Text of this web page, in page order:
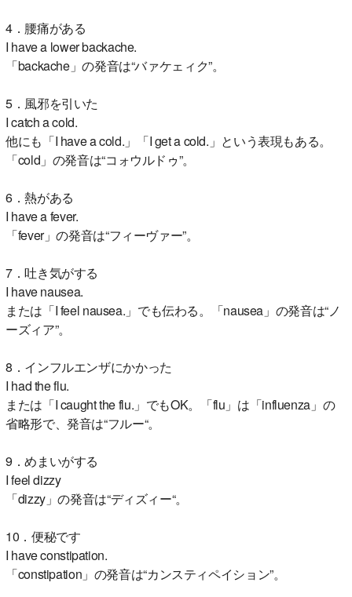
4．腰痛がある
I have a lower backache.
「backache」の発音は“バァケェィク”。
5．風邪を引いた
I catch a cold.
他にも「I have a cold.」「I get a cold.」という表現もある。
「cold」の発音は“コォウルドゥ”。
6．熱がある
I have a fever.
「fever」の発音は“フィーヴァー”。
7．吐き気がする
I have nausea.
または「I feel nausea.」でも伝わる。「nausea」の発音は“ノ
ーズィア”。
8．インフルエンザにかかった
I had the flu.
または「I caught the flu.」でもOK。「flu」は「influenza」の
省略形で、発音は“フルー“。
9．めまいがする
I feel dizzy
「dizzy」の発音は“ディズィー“。
10．便秘です
I have constipation.
「constipation」の発音は“カンスティペイション”。